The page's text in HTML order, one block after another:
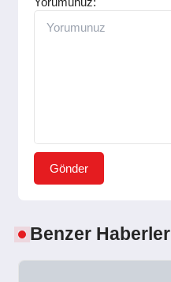
Gönder
Benzer Haberler